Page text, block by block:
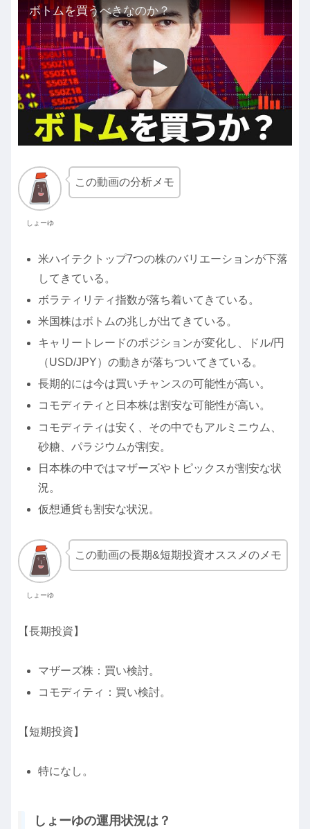
ボトムを買うべきなのか？
しょーゆ
この動画の分析メモ
米ハイテクトップ7つの株のバリエーションが下落
してきている。
ボラティリティ指数が落ち着いてきている。
米国株はボトムの兆しが出てきている。
キャリートレードのポジションが変化し、ドル/円
（USD/JPY）の動きが落ちついてきている。
長期的には今は買いチャンスの可能性が高い。
コモディティと日本株は割安な可能性が高い。
コモディティは安く、その中でもアルミニウム、
砂糖、パラジウムが割安。
日本株の中ではマザーズやトピックスが割安な状
況。
仮想通貨も割安な状況。
しょーゆ
この動画の長期&短期投資オススメのメモ
【長期投資】
マザーズ株：買い検討。
コモディティ：買い検討。
【短期投資】
特になし。
しょーゆの運用状況は？